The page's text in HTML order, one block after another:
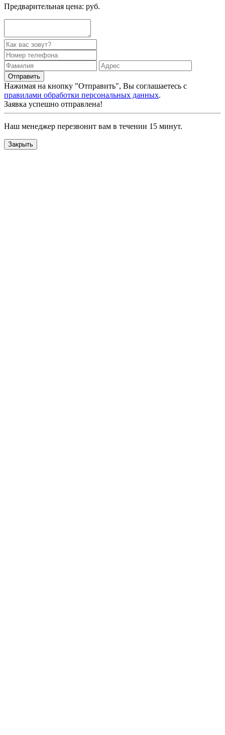
Предварительная цена: руб.
Нажимая на кнопку "Отправить", Вы соглашаетесь с
правилами обработки персональных данных.
Заявка успешно отправлена!
Наш менеджер перезвонит вам в течении 15 минут.
Закрыть